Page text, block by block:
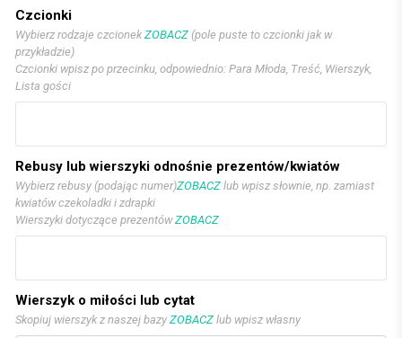
Czcionki
Wybierz rodzaje czcionek ZOBACZ (pole puste to czcionki jak w
przykładzie)
Czcionki wpisz po przecinku, odpowiednio: Para Młoda, Treść, Wierszyk,
Lista gości
Rebusy lub wierszyki odnośnie prezentów/kwiatów
Wybierz rebusy (podając numer)ZOBACZ lub wpisz słownie, np. zamiast
kwiatów czekoladki i zdrapki
Wierszyki dotyczące prezentówZOBACZ
Wierszyk o miłości lub cytat
Skopiuj wierszyk z naszej bazy ZOBACZ lub wpisz własny